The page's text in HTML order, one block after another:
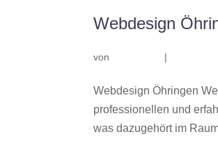
Webdesign
von |
Webdesign Öhringen
professionellen und
was dazugehört im